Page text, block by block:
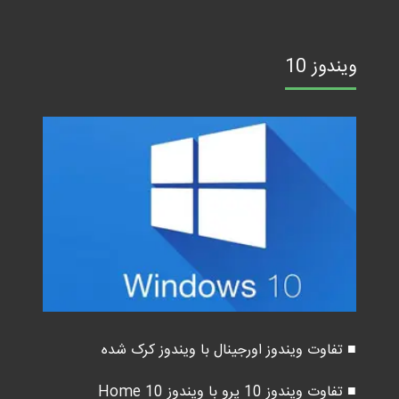
ویندوز 10
■ تفاوت ویندوز اورجینال با ویندوز کرک شده
■ تفاوت ویندوز 10 پرو با ویندوز 10 Home